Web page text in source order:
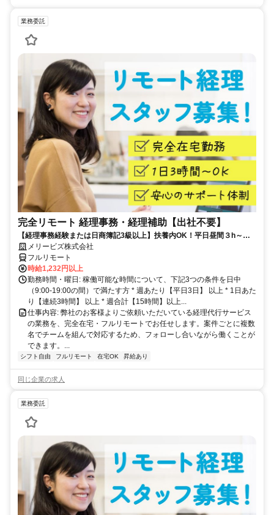
業務委託
完全リモート 経理事務・経理補助【出社不要】
【経理事務経験または日商簿記3級以上】扶養内OK！平日昼間３h～。
完全在宅で育児・介護中の方も大歓迎♪
メリービズ株式会社
フルリモート
時給1,232円以上
勤務時間・曜日: 稼働可能な時間について、下記3つの条件を日中
（9:00-19:00の間）で満たす方 * 週あたり【平日3日】 以上 * 1日あた
り【連続3時間】 以上 * 週合計【15時間】以上...
仕事内容: 弊社のお客様よりご依頼いただいている経理代行サービス
の業務を、完全在宅・フルリモートでお任せします。案件ごとに複数
名でチームを組んで対応するため、フォローし合いながら働くことが
できます。...
シフト自由 フルリモート 在宅OK 昇給あり
同じ企業の求人
業務委託